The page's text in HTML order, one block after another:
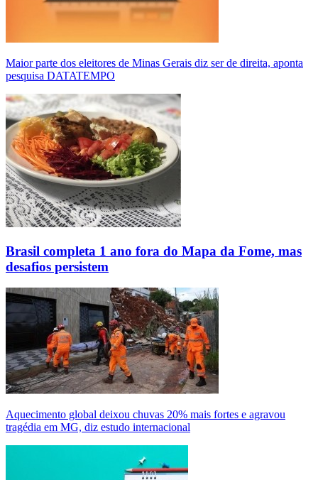
Maior parte dos eleitores de Minas Gerais diz ser de direita, aponta
pesquisa DATATEMPO
Brasil completa 1 ano fora do Mapa da Fome, mas
desafios persistem
Aquecimento global deixou chuvas 20% mais fortes e agravou
tragédia em MG, diz estudo internacional